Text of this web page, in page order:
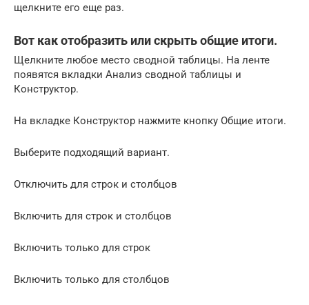
щелкните его еще раз.
Вот как отобразить или скрыть общие итоги.
Щелкните любое место сводной таблицы. На ленте
появятся вкладки Анализ сводной таблицы и
Конструктор.
На вкладке Конструктор нажмите кнопку Общие итоги.
Выберите подходящий вариант.
Отключить для строк и столбцов
Включить для строк и столбцов
Включить только для строк
Включить только для столбцов